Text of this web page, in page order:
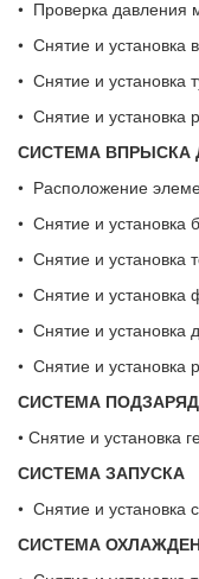
• Проверка давления
• Снятие и установка
• Снятие и установка
• Снятие и установка
СИСТЕМА ВПРЫСКА
• Расположение
• Снятие и установка
• Снятие и установка
• Снятие и установка
• Снятие и установка
• Снятие и установка
СИСТЕМА
• Снятие и установка
СИСТЕМА ЗАПУСКА
• Снятие и установка
СИСТЕМА